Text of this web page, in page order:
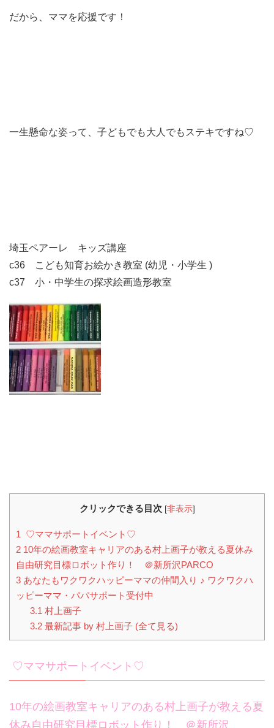
だから、ママを応援です！
一生懸命な姿って、子どもでも大人でもステキですね♡
埼玉ペアーレ キッズ講座
c36 こども知育お絵かき教室 (幼児・小学生 )
c37 小・中学生の探求絵画造形教室
クリックできる目次 [非表示]
1 ♡ママサポートイベント♡
2 10年の絵画教室キャリアのある村上画子が教える夏休み
自由研究目標ロボット作り！ ＠新所沢PARCO
3 あなたもワクワクハッピーママの仲間入り ♪ ワクワクハ
ッピーママ・パパサポート受付中
3.1 村上画子
3.2最新記事 by 村上画子 (全て見る)
♡ママサポートイベント♡
10年の絵画教室キャリアのある村上画子が教える夏
休み自由研究目標ロボット作り！ ＠新所沢